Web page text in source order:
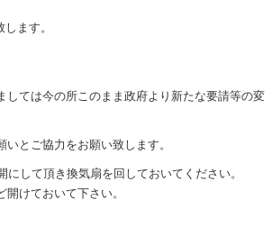
ます。
ては今の所このまま政府より新たな要請等の変
とご協力をお願い致します。
して頂き換気扇を回しておいてください。
けておいて下さい。